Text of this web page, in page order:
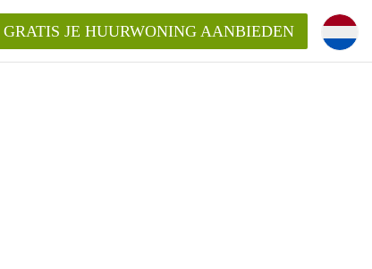
GRATIS JE HUURWONING AANBIEDEN